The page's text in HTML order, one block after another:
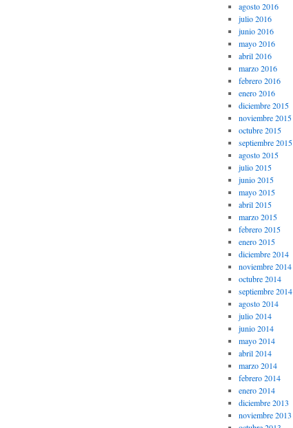
agosto 2016
julio 2016
junio 2016
mayo 2016
abril 2016
marzo 2016
febrero 2016
enero 2016
diciembre 2015
noviembre 2015
octubre 2015
septiembre 2015
agosto 2015
julio 2015
junio 2015
mayo 2015
abril 2015
marzo 2015
febrero 2015
enero 2015
diciembre 2014
noviembre 2014
octubre 2014
septiembre 2014
agosto 2014
julio 2014
junio 2014
mayo 2014
abril 2014
marzo 2014
febrero 2014
enero 2014
diciembre 2013
noviembre 2013